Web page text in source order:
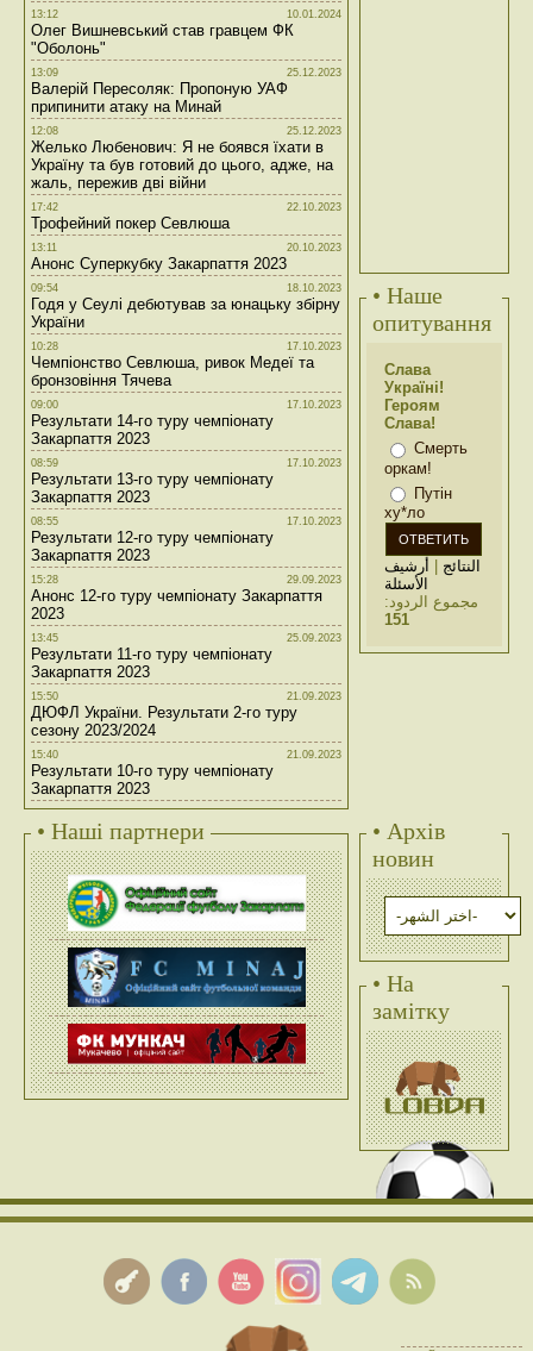
13:12 10.01.2024
Олег Вишневський став гравцем ФК
"Оболонь"
13:09 25.12.2023
Валерій Пересоляк: Пропоную УАФ
припинити атаку на Минай
12:08 25.12.2023
Желько Любенович: Я не боявся їхати в
Україну та був готовий до цього, адже, на
жаль, пережив дві війни
17:42 22.10.2023
Трофейний покер Севлюша
13:11 20.10.2023
Анонс Суперкубку Закарпаття 2023
09:54 18.10.2023
Годя у Сеулі дебютував за юнацьку збірну
України
10:28 17.10.2023
Чемпіонство Севлюша, ривок Медеї та
бронзовіння Тячева
09:00 17.10.2023
Результати 14-го туру чемпіонату
Закарпаття 2023
08:59 17.10.2023
Результати 13-го туру чемпіонату
Закарпаття 2023
08:55 17.10.2023
Результати 12-го туру чемпіонату
Закарпаття 2023
15:28 29.09.2023
Анонс 12-го туру чемпіонату Закарпаття
2023
13:45 25.09.2023
Результати 11-го туру чемпіонату
Закарпаття 2023
15:50 21.09.2023
ДЮФЛ України. Результати 2-го туру
сезону 2023/2024
15:40 21.09.2023
Результати 10-го туру чемпіонату
Закарпаття 2023
• Наше
опитування
Слава
Україні!
Героям
Слава!
Смерть
оркам!
Путін
ху*ло
النتائج | أرشيف
الأسئلة
مجموع الردود:
151
• Наші партнери
• Архів
новин
• На
замітку